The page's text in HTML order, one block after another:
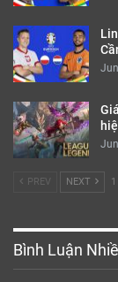
PREV NEXT
Bình Luận